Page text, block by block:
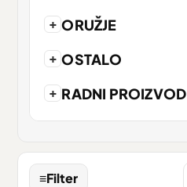
+ ORUŽJE
+ OSTALO
+ RADNI PROIZVOD
≡Filter